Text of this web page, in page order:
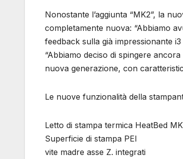
Nonostante l’aggiunta “MK2”, la
completamente nuova: “Abbiamo
feedback sulla già impressionante
“Abbiamo deciso di spingere
nuova generazione, con
Le nuove funzionalità della
Letto di stampa termica HeatBed
Superficie di stampa PEI
vite madre asse Z. integrati